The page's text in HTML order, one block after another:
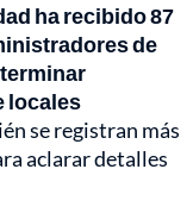
ha recibido 87
de
locales
se registran más
aclarar detalles